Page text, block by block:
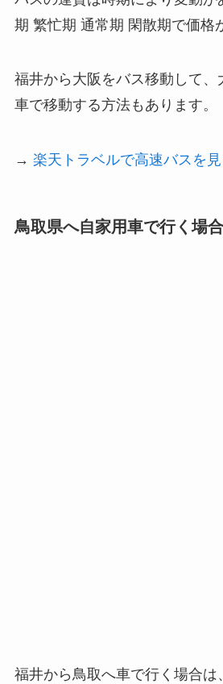
期 繁忙期 通常期 閑散期で価格
福井から大阪をバス移動して、
車で移動する方法もあります。
→ 楽天トラベルで高速バスを見
鳥取県へ自家用車で行く場合
福井から鳥取へ車で行く場合は